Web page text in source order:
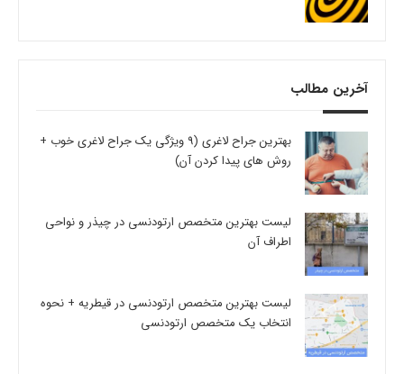
آخرین مطالب
بهترین جراح لاغری (9 ویژگی یک جراح لاغری خوب +
روش های پیدا کردن آن)
لیست بهترین متخصص ارتودنسی در چیذر و نواحی
اطراف آن
لیست بهترین متخصص ارتودنسی در قیطریه + نحوه
انتخاب یک متخصص ارتودنسی